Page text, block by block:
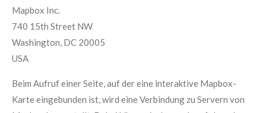
Mapbox Inc.
740 15th Street NW
Washington, DC 20005
USA
Beim Aufruf einer Seite, auf der eine interaktive Mapbox-
Karte eingebunden ist, wird eine Verbindung zu Servern von